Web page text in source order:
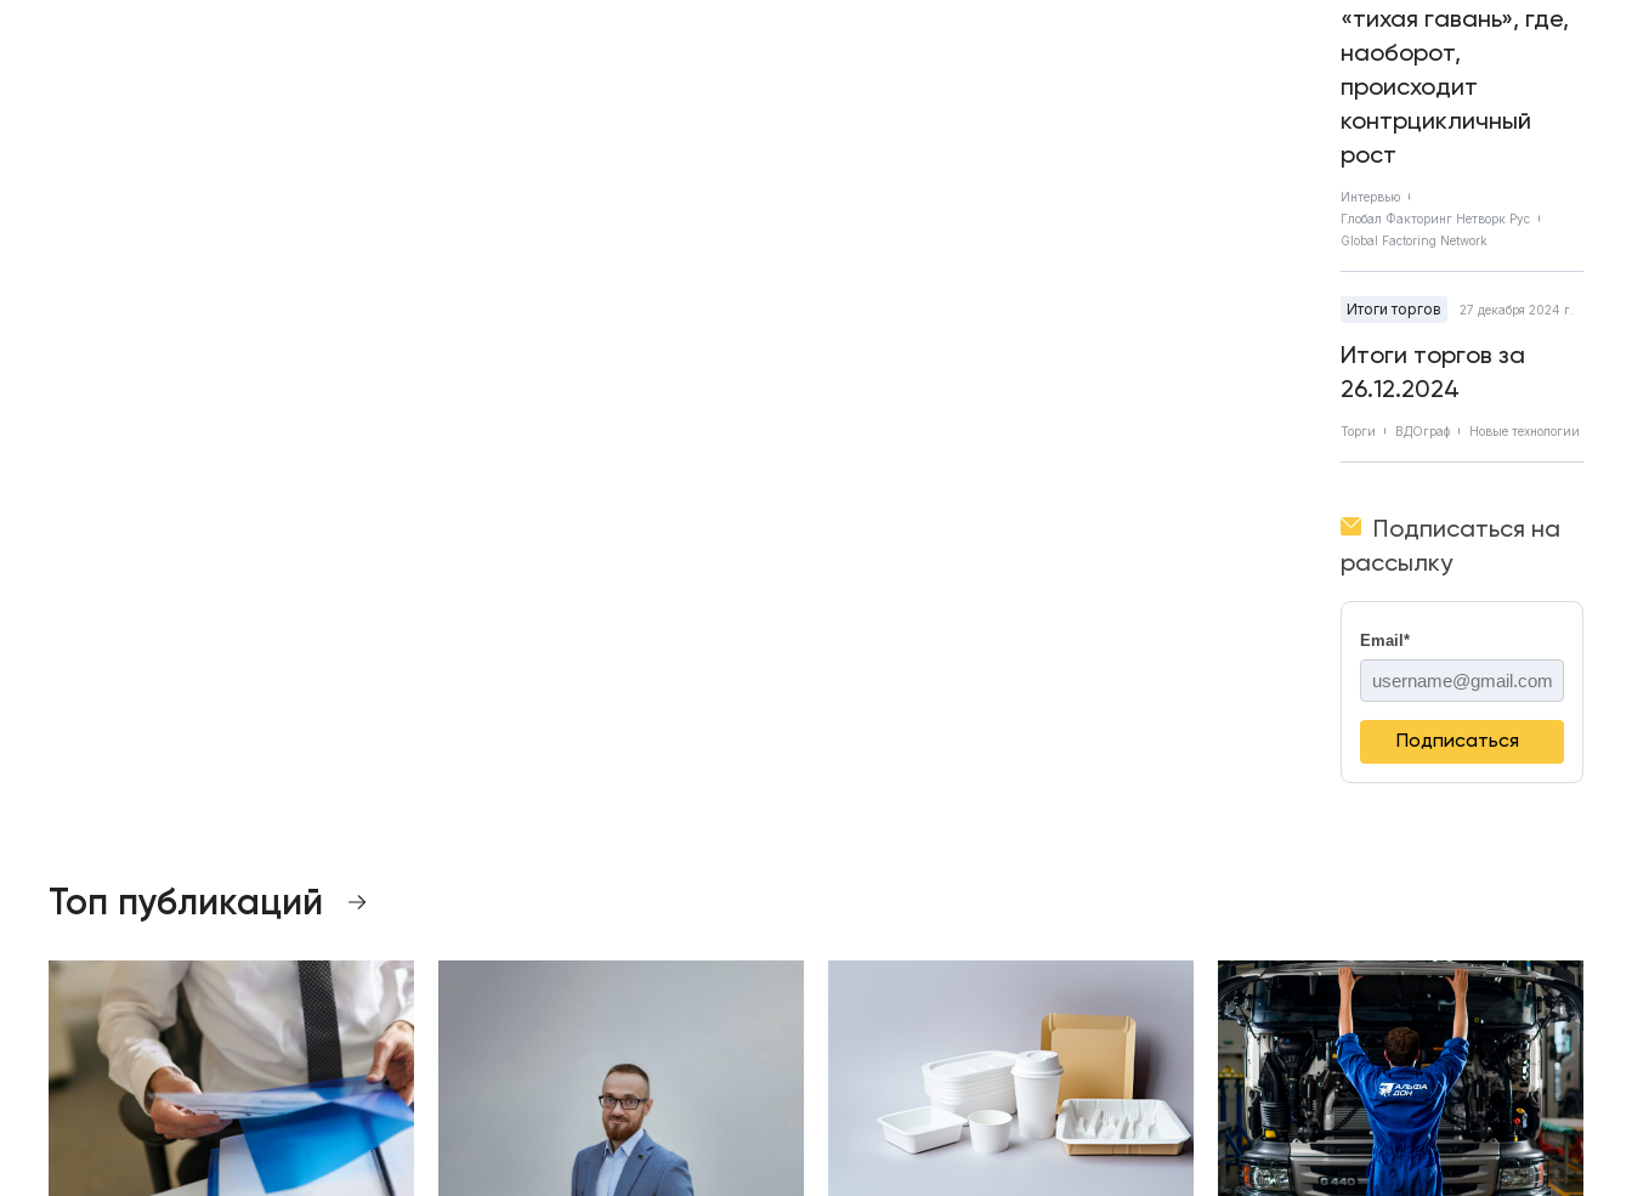
«тихая гавань», где,
наоборот,
происходит
контрцикличный
рост
Интервью
Глобал Факторинг Нетворк Рус
Global Factoring Network
Итоги торгов 27 декабря 2024 г.
Итоги торгов за
26.12.2024
Торги ВДОграф Новые технологии
Подписаться на
рассылку
Email *
Подписаться
Топ публикаций